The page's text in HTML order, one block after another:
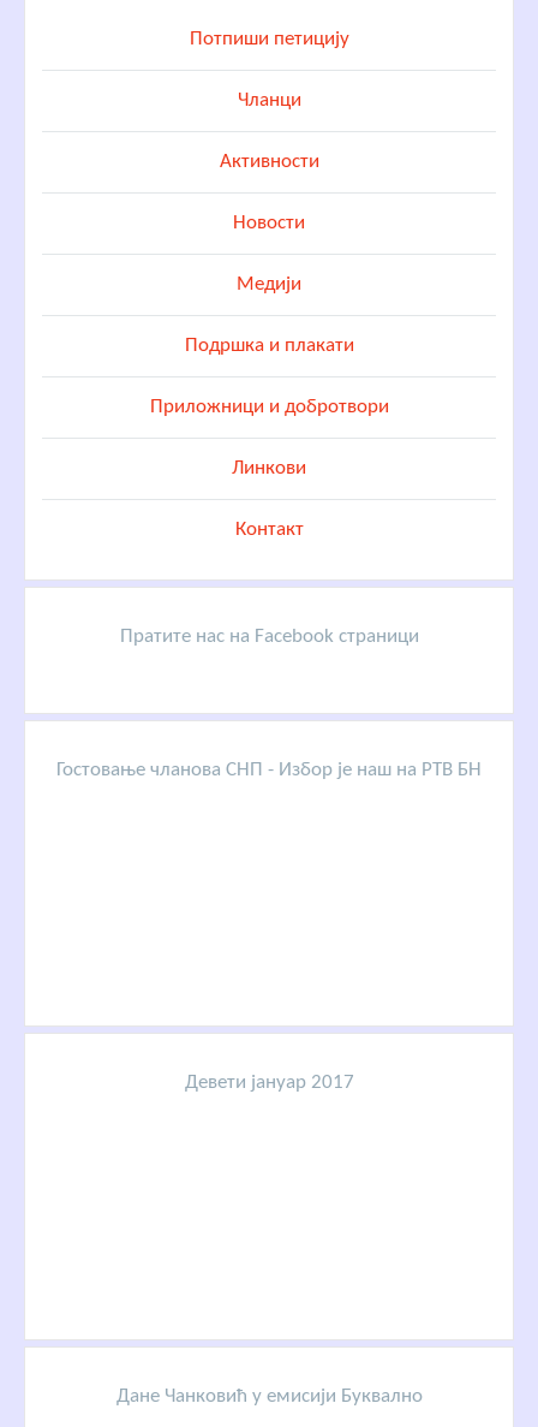
Потпиши петицију
Чланци
Активности
Новости
Медији
Подршка и плакати
Приложници и добротвори
Линкови
Контакт
Пратите нас на Facebook страници
Гостовање чланова СНП - Избор је наш на РТВ БН
Девети јануар 2017
Дане Чанковић у емисији Буквално